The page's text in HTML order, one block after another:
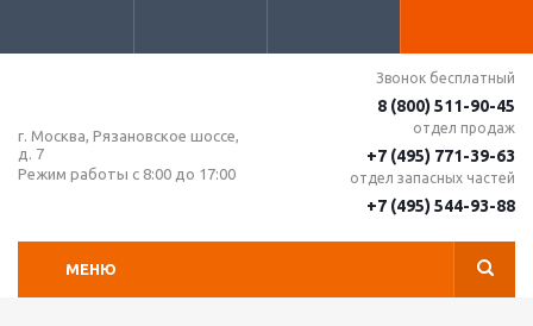
г. Москва, Рязановское шоссе,
д. 7
Режим работы с 8:00 до 17:00
Звонок бесплатный
8 (800) 511-90-45
отдел продаж
+7 (495) 771-39-63
отдел запасных частей
+7 (495) 544-93-88
МЕНЮ